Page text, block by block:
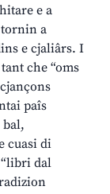
e a
tornin a
e cjaliârs. I
che “oms
paîs
bal,
cuasi di
dal